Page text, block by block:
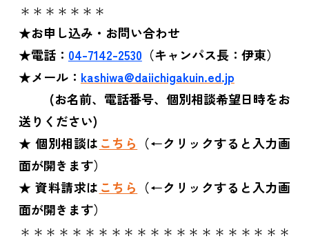
＊＊＊＊＊＊＊
★お申し込み・お問い合わせ
★電話： 04-7142-2530 （キャンパス長：伊東）
★メール： kashiwa@daiichigakuin.ed.jp
(お名前、電話番号、個別相談希望日時をお
送りください)
★ 個別相談は こちら （←クリックすると入力画
面が開きます）
★ 資料請求は こちら （←クリックすると入力画
面が開きます）
＊＊＊＊＊＊＊＊＊＊＊＊＊＊＊＊＊＊＊＊＊